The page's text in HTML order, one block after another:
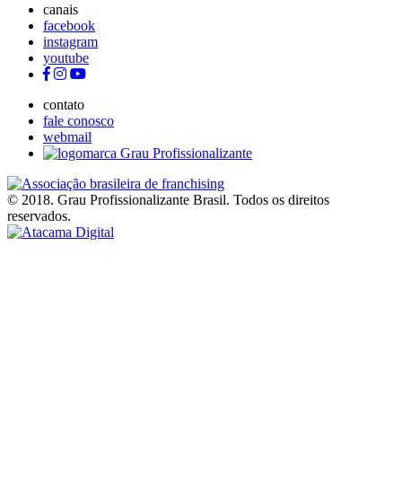
canais
facebook
instagram
youtube
contato
fale conosco
webmail
© 2018. Grau Profissionalizante Brasil. Todos os direitos
reservados.